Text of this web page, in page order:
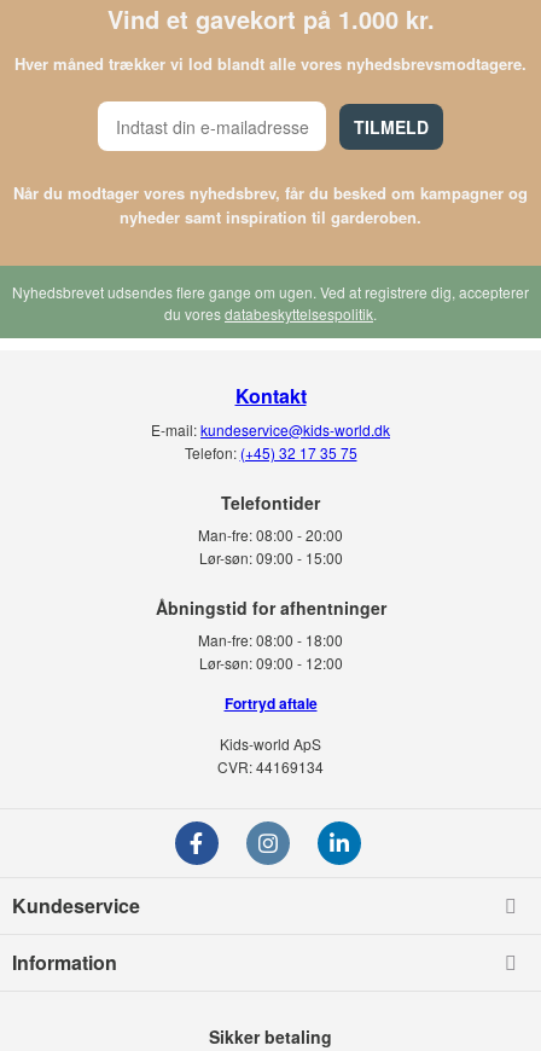
Vind et gavekort på 1.000 kr.
Hver måned trækker vi lod blandt alle vores nyhedsbrevsmodtagere.
TILMELD
Når du modtager vores nyhedsbrev, får du besked om kampagner og
nyheder samt inspiration til garderoben.
Nyhedsbrevet udsendes flere gange om ugen. Ved at registrere dig, accepterer
du voresdatabeskyttelsespolitik.
Kontakt
E-mail:kundeservice@kids-world.dk
Telefon: (+45) 32 17 35 75
Telefontider
Man-fre:08:00 - 20:00
Lør-søn: 09:00 - 15:00
Man-fre:08:00 - 18:00
Lør-søn:09:00 - 12:00
Fortryd aftale
Kids-world ApS
CVR: 44169134
Kundeservice
Information
Sikker betaling